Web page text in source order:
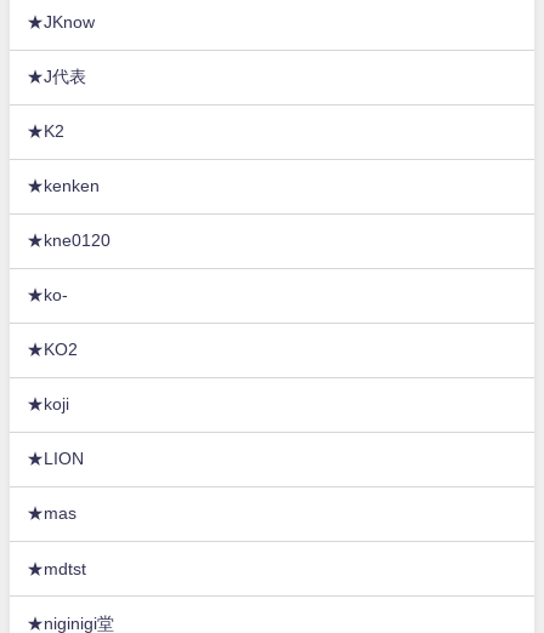
★JKnow
★J代表
★K2
★kenken
★kne0120
★ko-
★KO2
★koji
★LION
★mas
★mdtst
★niginigi堂